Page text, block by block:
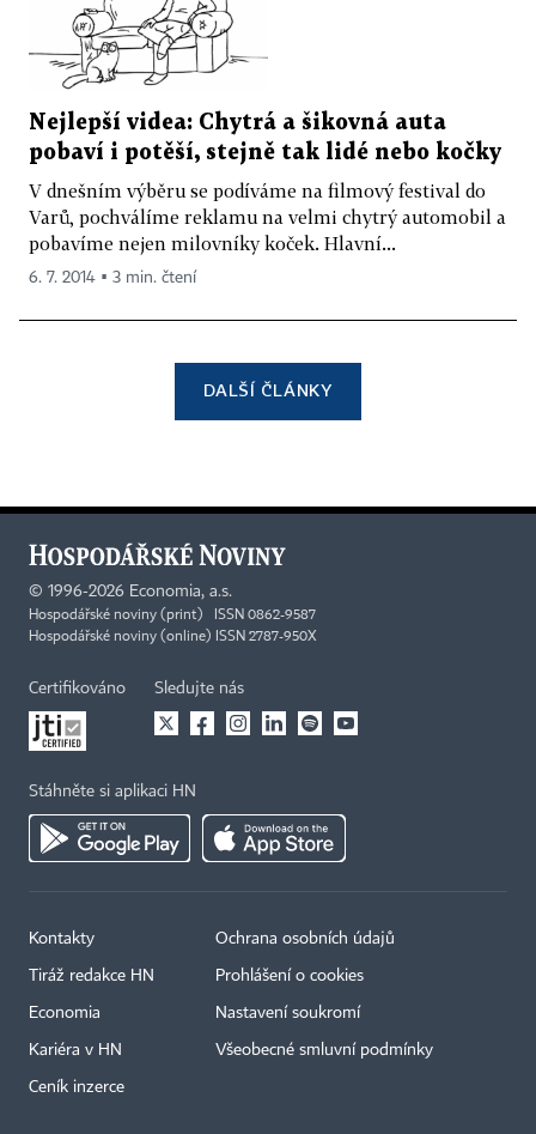
Nejlepší videa: Chytrá a šikovná auta
pobaví i potěší, stejně tak lidé nebo kočky
V dnešním výběru se podíváme na filmový festival do
Varů, pochválíme reklamu na velmi chytrý automobil a
pobavíme nejen milovníky koček. Hlavní...
6. 7. 2014 ▪ 3 min. čtení
DALŠÍ ČLÁNKY
© 1996-2026 Economia, a.s.
Hospodářské noviny (print) ISSN 0862-9587
Hospodářské noviny (online) ISSN 2787-950X
Certifikováno Sledujte nás
Stáhněte si aplikaci HN
Kontakty
Tiráž redakce HN
Economia
Kariéra v HN
Ceník inzerce
Ochrana osobních údajů
Prohlášení o cookies
Nastavení soukromí
Všeobecné smluvní podmínky